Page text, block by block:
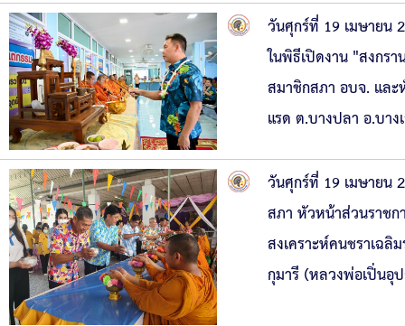
วันศุกร์ที่ 19 เมษายน
ในพิธีเปิดงาน "สงกร
สมาชิกสภา อบจ. แล
แรด ต.บางปลา อ.บา
วันศุกร์ที่ 19 เมษายน
สภา หัวหน้าส่วนราชก
สงเคราะห์คนชราเฉ
กุมารี (หลวงพ่อเปิ่นอุ